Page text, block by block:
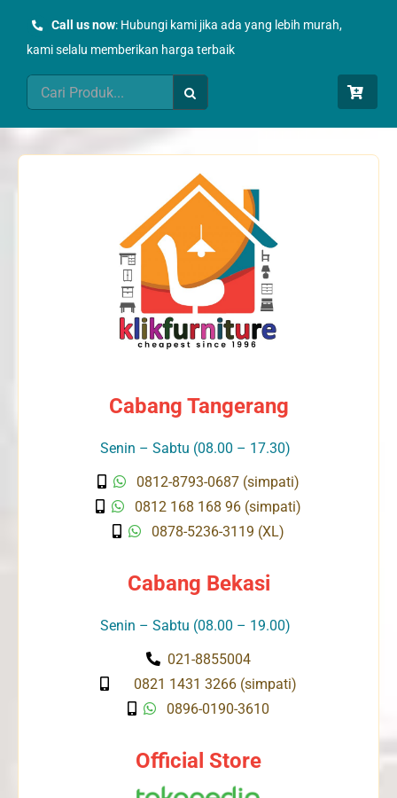
Call us now: Hubungi kami jika ada yang lebih murah,
kami selalu memberikan harga terbaik
Search
for:
Cabang Tangerang
Senin – Sabtu (08.00 – 17.30)
0812-8793-0687 (simpati)
0812 168 168 96 (simpati)
0878-5236-3119 (XL)
Cabang Bekasi
Senin – Sabtu (08.00 – 19.00)
021-8855004
0821 1431 3266 (simpati)
0896-0190-3610
Official Store